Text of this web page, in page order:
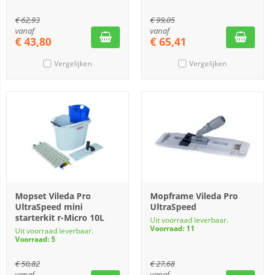
€62,93
vanaf
€ 43,80
Vergelijken
€99,05
vanaf
€ 65,41
Vergelijken
Mopset Vileda Pro
UltraSpeed mini
starterkit r-Micro 10L
Uit voorraad leverbaar.
Voorraad: 5
€50,82
Mopframe Vileda Pro
UltraSpeed
Uit voorraad leverbaar.
Voorraad: 11
€27,68